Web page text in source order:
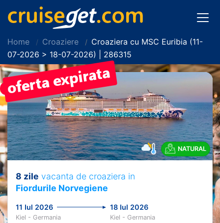
Home Croaziere
Croaziera cu MSC Euribia (11-
07-2026 > 18-07-2026) | 286315
PRET REDUS!
NATURAL
8 zile vacanta de croaziera in
Fiordurile Norvegiene
11 Iul 2026 18 Iul 2026
Kiel - Germania Kiel - Germania